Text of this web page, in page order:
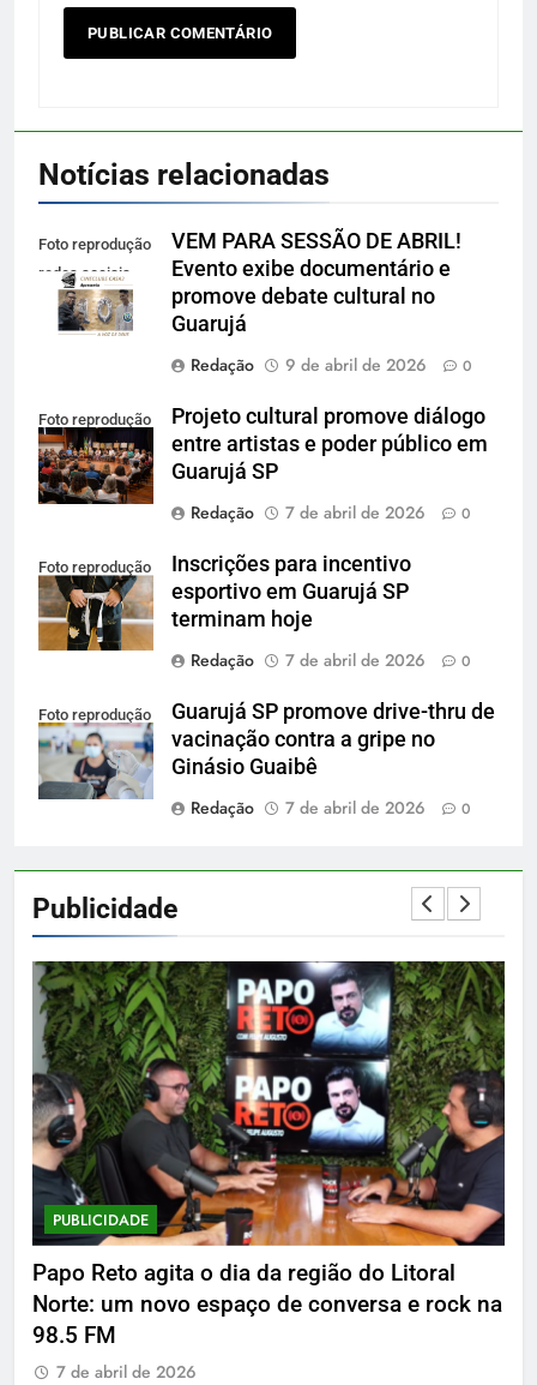
Notícias relacionadas
Foto reprodução
redes sociais
VEM PARA SESSÃO DE ABRIL!
Evento exibe documentário e
promove debate cultural no
Guarujá
Redação
9 de abril de 2026 0
Foto reprodução
Projeto cultural promove diálogo
entre artistas e poder público em
Guarujá SP
Redação
7 de abril de 2026 0
Foto reprodução
Inscrições para incentivo
esportivo em Guarujá SP
terminam hoje
Redação
7 de abril de 2026 0
Foto reprodução
Guarujá SP promove drive-thru de
vacinação contra a gripe no
Ginásio Guaibê
Redação
7 de abril de 2026 0
Publicidade
PUBLICIDADE
Papo Reto agita o dia da região do Litoral
Norte: um novo espaço de conversa e rock na
98.5 FM
7 de abril de 2026